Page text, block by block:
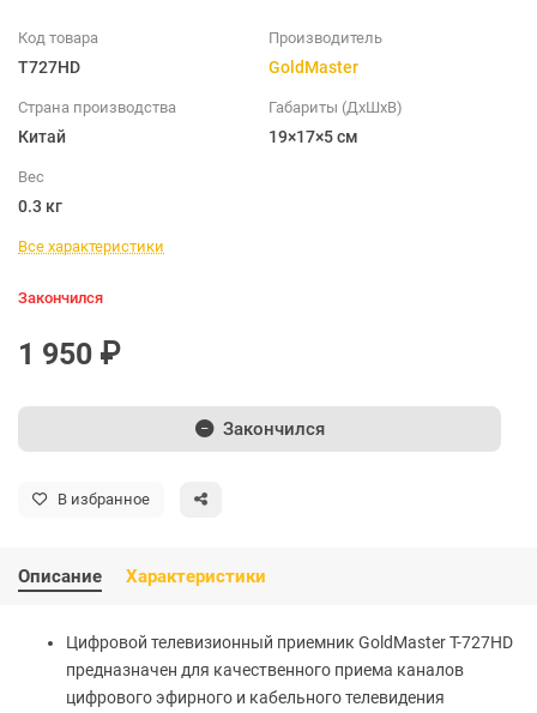
Код товара
T727HD
Производитель
GoldMaster
Страна производства
Китай
Габариты (ДхШхВ)
19×17×5 см
Вес
0.3 кг
Все характеристики
Закончился
1 950 ₽
Закончился
В избранное
Описание Характеристики
Цифровой телевизионный приемник GoldMaster T-727HD
предназначен для качественного приема каналов
цифрового эфирного и кабельного телевидения